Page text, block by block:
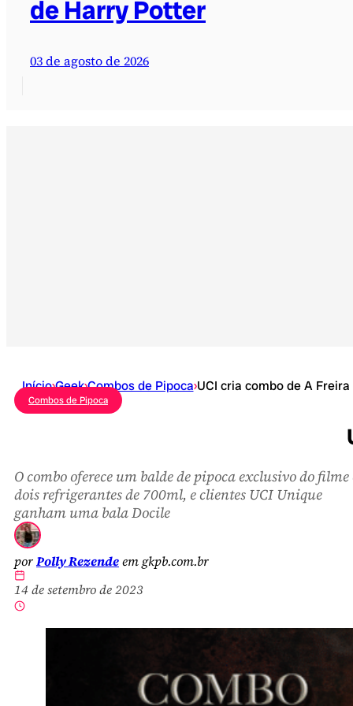
de Harry Potter
03 de agosto de 2026
Início›Geek›Combos de Pipoca›UCI cria combo de A Freira
Combos de Pipoca
O combo oferece um balde de pipoca exclusivo do filme
dois refrigerantes de 700ml, e clientes UCI Unique
ganham uma bala Docile
porPolly Rezendeem gkpb.com.br
14 de setembro de 2023